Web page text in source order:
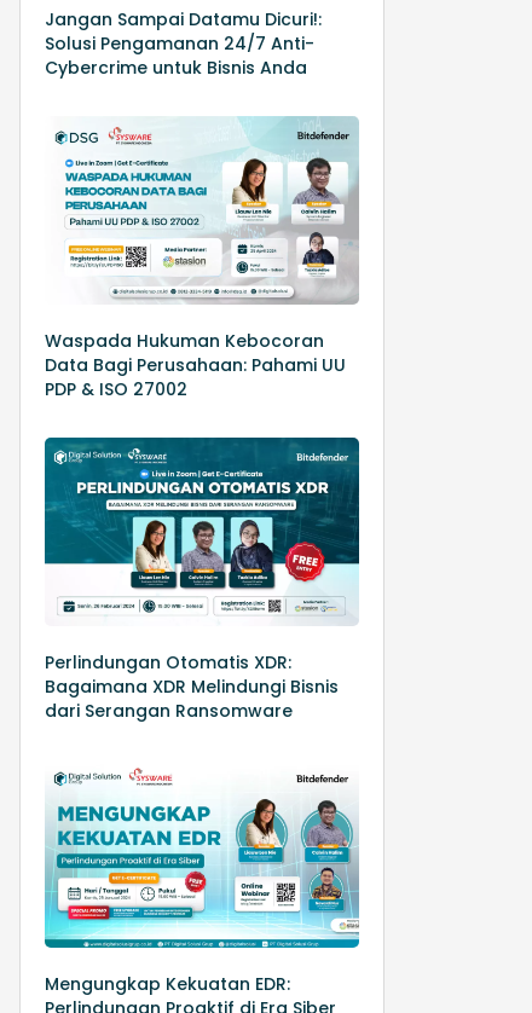
Jangan Sampai Datamu Dicuri!:
Solusi Pengamanan 24/7 Anti-
Cybercrime untuk Bisnis Anda
Waspada Hukuman Kebocoran
Data Bagi Perusahaan: Pahami UU
PDP & ISO 27002
Perlindungan Otomatis XDR:
Bagaimana XDR Melindungi Bisnis
dari Serangan Ransomware
Mengungkap Kekuatan EDR: